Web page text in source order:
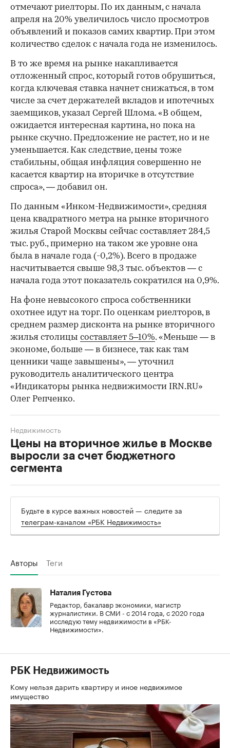
00:00 00:00
отмечают риелторы. По их данным, с начала
апреля на 20% увеличилось число просмотров
объявлений и показов самих квартир. При этом
количество сделок с начала года не изменилось.
В то же время на рынке накапливается
отложенный спрос, который готов обрушиться,
когда ключевая ставка начнет снижаться, в том
числе за счет держателей вкладов и ипотечных
заемщиков, указал Сергей Шлома. «В общем,
ожидается интересная картина, но пока на
рынке скучно. Предложение не растет, но и не
уменьшается. Как следствие, цены тоже
стабильны, общая инфляция совершенно не
касается квартир на вторичке в отсутствие
спроса», — добавил он.
По данным «Инком-Недвижимости», средняя
цена квадратного метра на рынке вторичного
жилья Старой Москвы сейчас составляет 284,5
тыс. руб., примерно на таком же уровне она
была в начале года (-0,2%). Всего в продаже
насчитывается свыше 98,3 тыс. объектов — с
начала года этот показатель сократился на 0,9%.
На фоне невысокого спроса собственники
охотнее идут на торг. По оценкам риелторов, в
среднем размер дисконта на рынке вторичного
жилья столицы составляет 5–10%. «Меньше — в
экономе, больше — в бизнесе, так как там
ценники чаще завышены», — уточнил
руководитель аналитического центра
«Индикаторы рынка недвижимости IRN.RU»
Олег Репченко.
Цены на вторичное жилье в Москве
выросли за счет бюджетного
сегмента
Недвижимость
Будьте в курсе важных новостей — следите за
телеграм-каналом «РБК Недвижимость»
Авторы Теги
Наталия Густова
Редактор, бакалавр экономики, магистр
журналистики. В СМИ - с 2014 года, с 2020 года
исследую тему недвижимости в «РБК-
Недвижимости».
РБК Недвижимость
Кому нельзя дарить квартиру и иное недвижимое
имущество